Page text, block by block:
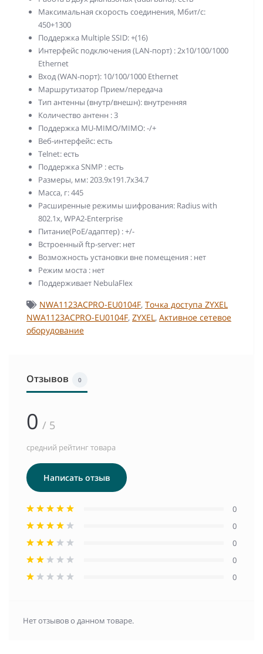
Максимальная скорость соединения, Мбит/с:
450+1300
Поддержка Multiple SSID: +(16)
Интерфейс подключения (LAN-порт) : 2x10/100/1000
Ethernet
Вход (WAN-порт): 10/100/1000 Ethernet
Маршрутизатор Прием/передача
Тип антенны (внутр/внешн): внутренняя
Количество антенн : 3
Поддержка MU-MIMO/MIMO: -/+
Веб-интерфейс: есть
Telnet: есть
Поддержка SNMP : есть
Размеры, мм: 203.9x191.7x34.7
Масса, г: 445
Расширенные режимы шифрования: Radius with
802.1x, WPA2-Enterprise
Питание(PoE/адаптер) : +/-
Встроенный ftp-server: нет
Возможность установки вне помещения : нет
Режим моста : нет
Поддерживает NebulaFlex
NWA1123ACPRO-EU0104F, Точка доступа ZYXEL
NWA1123ACPRO-EU0104F, ZYXEL , Активное сетевое
оборудование
Отзывов 0
0 / 5
средний рейтинг товара
Написать отзыв
0
0
0
0
0
Нет отзывов о данном товаре.